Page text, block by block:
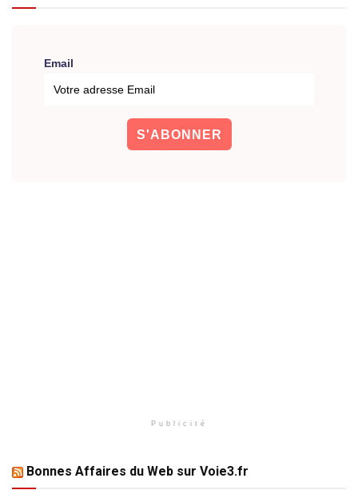
Email
Publicité
Bonnes Affaires du Web sur Voie3.fr